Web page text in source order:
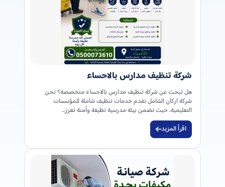
شركة تنظيف مدارس بالاحساء
هل تبحث عن شركة تنظيف مدارس بالاحساء متخصصة؟ نحن
شركة اركان الشامل نقدم خدمات تنظيف شاملة للمؤسسات
التعليمية، حيث نضمن بيئة مدرسية نظيفة وآمنة تعزز…
اقرأ المزيد